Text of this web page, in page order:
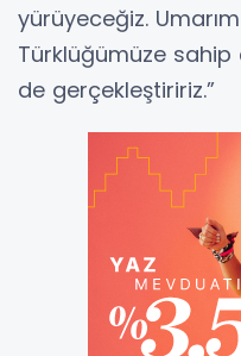
yürüyeceğiz.
Türklüğümüze sahip
de gerçekleştiririz.”